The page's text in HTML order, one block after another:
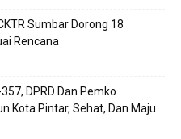
Sumbar Dorong 18
Rencana
DPRD Dan Pemko
Kota Pintar, Sehat, Dan Maju